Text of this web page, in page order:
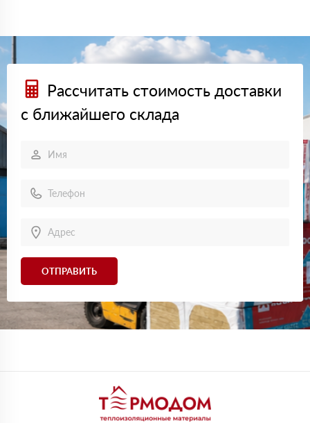
Рассчитать стоимость доставки
с ближайшего склада
ОТПРАВИТЬ